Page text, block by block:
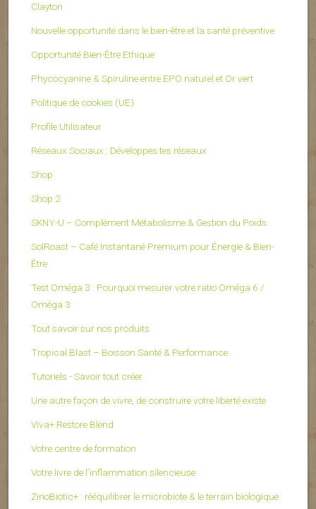
Clayton
Nouvelle opportunité dans le bien-être et la santé préventive
Opportunité Bien-Être Ethique
Phycocyanine & Spiruline entre EPO naturel et Or vert
Politique de cookies (UE)
Profile Utilisateur
Réseaux Sociaux : Développes tes réseaux
Shop
Shop 2
SKNY-U – Complément Métabolisme & Gestion du Poids
SolRoast – Café Instantané Premium pour Énergie & Bien-
Être
Test Oméga 3 : Pourquoi mesurer votre ratio Oméga 6 /
Oméga 3
Tout savoir sur nos produits
Tropical Blast – Boisson Santé & Performance
Tutoriels - Savoir tout créer
Une autre façon de vivre, de construire votre liberté existe
Viva+ Restore Blend
Votre centre de formation
Votre livre de l’inflammation silencieuse
ZinoBiotic+ : rééquilibrer le microbiote & le terrain biologique